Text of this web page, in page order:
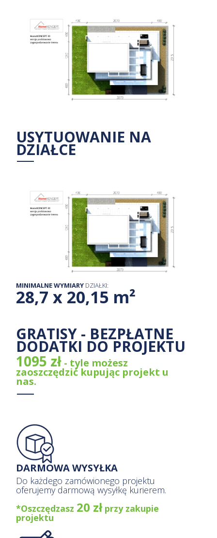
USYTUOWANIE NA
DZIAŁCE
MINIMALNE WYMIARY DZIAŁKI:
28,7 x 20,15 m²
GRATISY - BEZPŁATNE
DODATKI DO PROJEKTU
1095 zł - tyle możesz
zaoszczędzić kupując projekt u
nas.
DARMOWA WYSYŁKA
Do każdego zamówionego projektu
oferujemy darmową wysyłkę kurierem.
*Oszczędzasz 20 złprzy zakupie
projektu